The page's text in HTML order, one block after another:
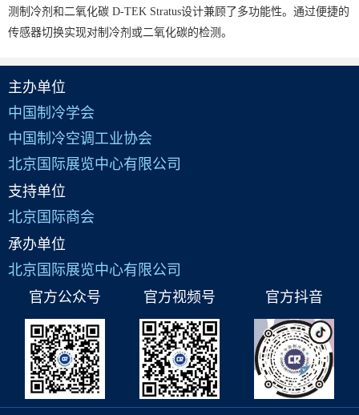
测制冷剂和二氧化碳 D-TEK Stratus设计兼顾了多功能性。通过便捷的
传感器切换实现对制冷剂或二氧化碳的检测。
主办单位
中国制冷学会
中国制冷空调工业协会
北京国际展览中心有限公司
支持单位
北京国际商会
承办单位
北京国际展览中心有限公司
官方公众号
官方视频号 官方抖音